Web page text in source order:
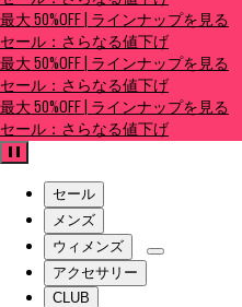
最大 50%OFF | ラインナップを見る
セール：さらなる値下げ
最大 50%OFF | ラインナップを見る
セール：さらなる値下げ
最大 50%OFF | ラインナップを見る
セール：さらなる値下げ
セール
メンズ
ウィメンズ
アクセサリー
CLUB